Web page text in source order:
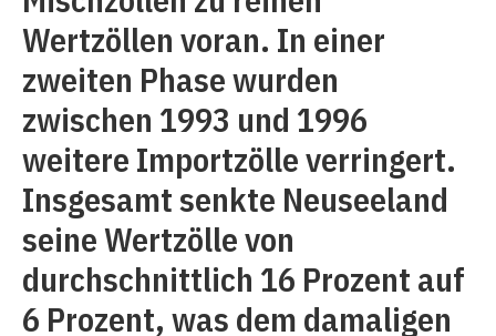
Wertzöllen voran. In einer
zweiten Phase wurden
zwischen 1993 und 1996
weitere Importzölle verringert.
Insgesamt senkte Neuseeland
seine Wertzölle von
durchschnittlich 16 Prozent auf
6 Prozent, was dem damaligen